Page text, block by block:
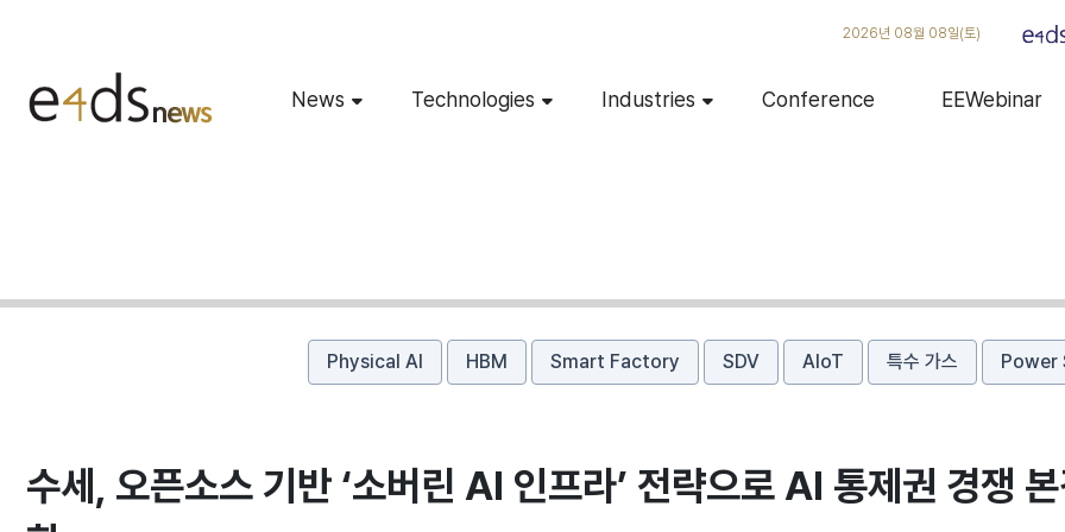
2026년 08월 08일(토)
News Technologies Industries Conference EEWebinar
Physical AI HBM Smart Factory SDV AIoT 특수 가스 Power
수세, 오픈소스 기반 ‘소버린 AI 인프라’ 전략으로 AI 통제권 경쟁